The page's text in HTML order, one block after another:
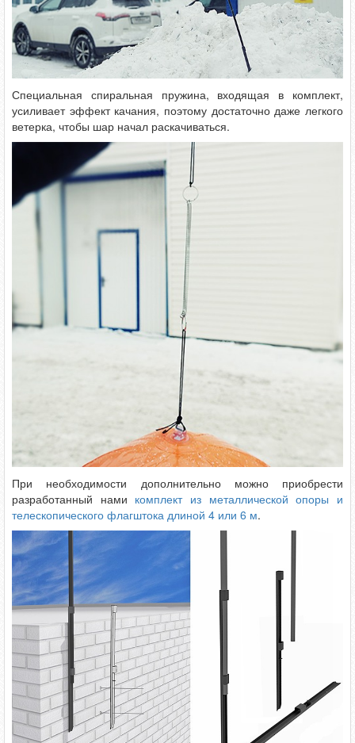
Специальная спиральная пружина, входящая в комплект,
усиливает эффект качания, поэтому достаточно даже легкого
ветерка, чтобы шар начал раскачиваться.
При необходимости дополнительно можно приобрести
разработанный нами комплект из металлической опоры и
телескопического флагштока длиной 4 или 6 м.